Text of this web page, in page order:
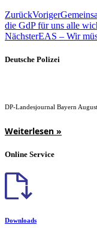
ZurückVoriger
die GdP für uns alle
NächsterEAS – Wir
Deutsche Polizei
DP-Landesjournal Bayern
Weiterlesen »
Online Service
Downloads